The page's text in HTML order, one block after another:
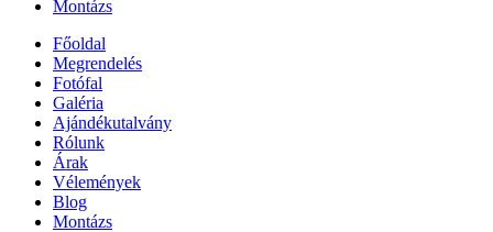
Montázs
Főoldal
Megrendelés
Fotófal
Galéria
Ajándékutalvány
Rólunk
Árak
Vélemények
Blog
Montázs